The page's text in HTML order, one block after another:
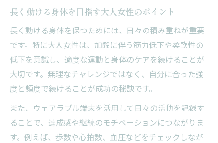
長く動ける身体を目指す大人女性のポイント
長く動ける身体を保つためには、日々の積み重ねが重要
です。特に大人女性は、加齢に伴う筋力低下や柔軟性の
低下を意識し、適度な運動と身体のケアを続けることが
大切です。無理なチャレンジではなく、自分に合った強
度と頻度で続けることが成功の秘訣です。
また、ウェアラブル端末を活用して日々の活動を記録す
ることで、達成感や継続のモチベーションにつながりま
す。例えば、歩数や心拍数、血圧などをチェックしなが